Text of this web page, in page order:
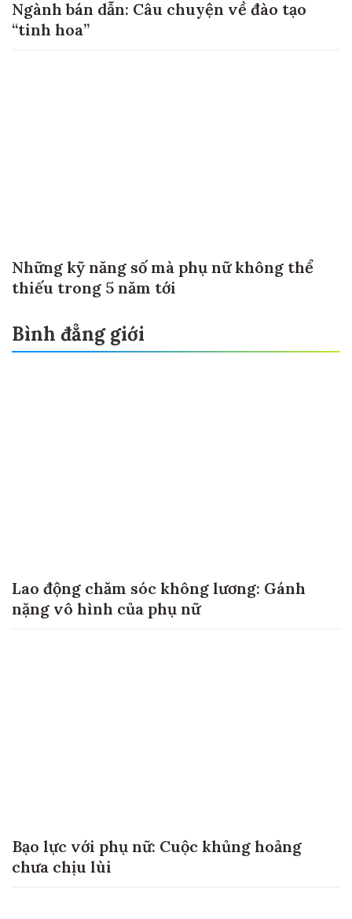
Ngành bán dẫn: Câu chuyện về đào tạo
“tinh hoa”
Những kỹ năng số mà phụ nữ không thể
thiếu trong 5 năm tới
Bình đẳng giới
Lao động chăm sóc không lương: Gánh
nặng vô hình của phụ nữ
Bạo lực với phụ nữ: Cuộc khủng hoảng
chưa chịu lùi